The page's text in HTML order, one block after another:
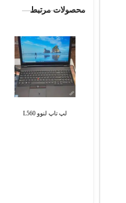
محصولات مرتبط
لپ تاپ لنوو L560